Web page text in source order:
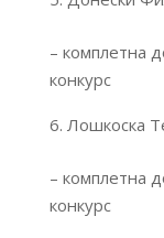
– комплетна
конкурс
Лошкоска
– комплетна
конкурс